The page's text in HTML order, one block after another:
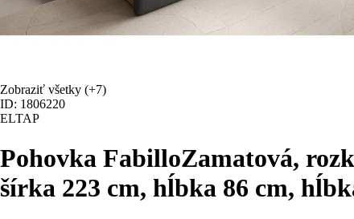
Zobraziť všetky (+7)
ID: 1806220
ELTAP
Pohovka FabilloZamatová,
šírka 223 cm, hĺbka 86 cm,